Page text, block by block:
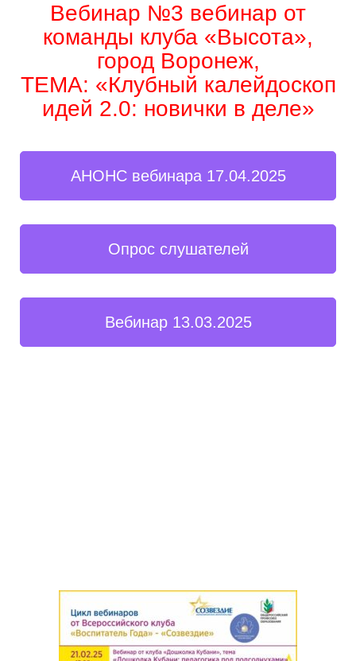
Вебинар №3 вебинар от
команды клуба «Высота»,
город Воронеж,
ТЕМА: «Клубный калейдоскоп
идей 2.0: новички в деле»
АНОНС вебинара 17.04.2025
Опрос слушателей
Вебинар 13.03.2025